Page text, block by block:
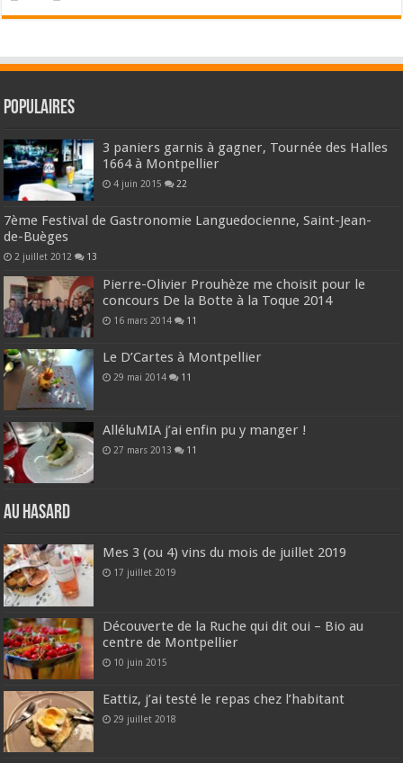
Populaires
3 paniers garnis à gagner, Tournée des Halles
1664 à Montpellier
4 juin 2015 22
7ème Festival de Gastronomie Languedocienne, Saint-Jean-
de-Buèges
2 juillet 2012 13
Pierre-Olivier Prouhèze me choisit pour le
concours De la Botte à la Toque 2014
16 mars 2014 11
Le D’Cartes à Montpellier
29 mai 2014 11
AlléluMIA j’ai enfin pu y manger !
27 mars 2013 11
Au hasard
Mes 3 (ou 4) vins du mois de juillet 2019
17 juillet 2019
Découverte de la Ruche qui dit oui – Bio au
centre de Montpellier
10 juin 2015
Eattiz, j’ai testé le repas chez l’habitant
29 juillet 2018